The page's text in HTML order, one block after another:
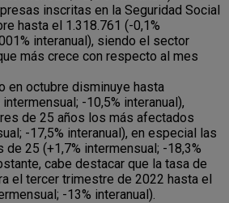
inscritas en la Seguridad Social
hasta el 1.318.761 (-0,1%
interanual), siendo el sector
más crece con respecto al mes
en octubre disminuye hasta
-10,5% interanual),
de 25 años los más afectados
-17,5% interanual), en especial las
de 25 (+1,7% intermensual; -18,3%
cabe destacar que la tasa de
el tercer trimestre de 2022 hasta el
-13% interanual).